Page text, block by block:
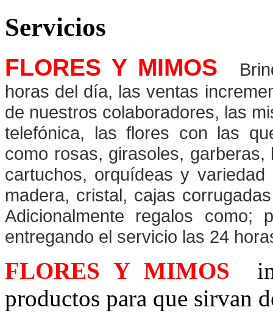
Servicios
FLORES Y MIMOS
horas del día, las ventas
de nuestros colaboradores, las
telefónica, las flores con las
como rosas, girasoles,
cartuchos, orquídeas y
madera, cristal, cajas
Adicionalmente regalos como;
entregando el servicio las 24
FLORES Y MIMOS
productos para que sirvan